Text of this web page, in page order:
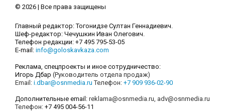
© 2026 | Все права защищены
Главный редактор: Тогонидзе Султан Геннадиевич.
Шеф-редактор: Чечушкин Иван Олегович.
Телефон редакции: +7 495 795-53-05
E-mail: info@goloskavkaza.com
Реклама, спецпроекты и иное сотрудничество:
Игорь Дбар (Руководитель отдела продаж)
Email: i.dbar@osnmedia.ru Телефон: +7 909 936-02-90
Дополнительные email: reklama@osnmedia.ru adv@osnmedia.ru
Телефон: +7 495 004-56-11